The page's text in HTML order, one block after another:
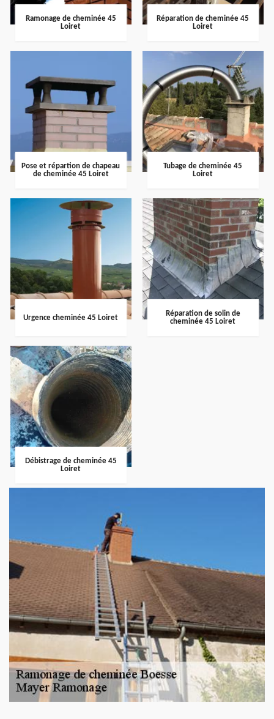
Ramonage de cheminée 45
Loiret
Réparation de cheminée 45
Loiret
Pose et répartion de chapeau
de cheminée 45 Loiret
Tubage de cheminée 45
Loiret
Urgence cheminée 45 Loiret
Réparation de solin de
cheminée 45 Loiret
Débistrage de cheminée 45
Loiret